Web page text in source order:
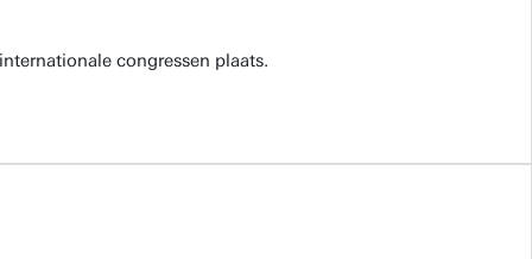
congressen plaats.